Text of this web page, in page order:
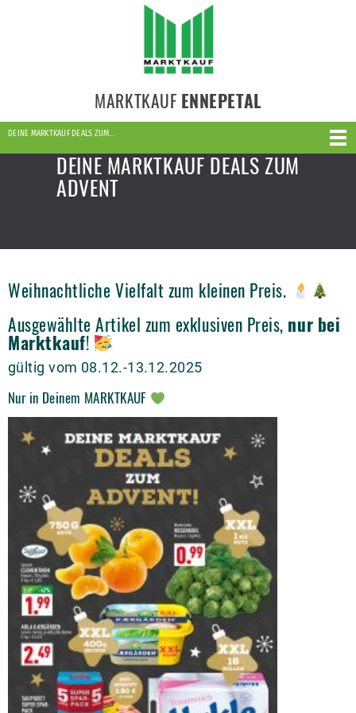
MARKTKAUF ENNEPETAL
DEINE MARKTKAUF DEALS ZUM…
DEINE MARKTKAUF DEALS ZUM
ADVENT
Weihnachtliche Vielfalt zum kleinen Preis.
Ausgewählte Artikel zum exklusiven Preis, nur bei
Marktkauf!
gültig vom 08.12.-13.12.2025
Nur in Deinem MARKTKAUF